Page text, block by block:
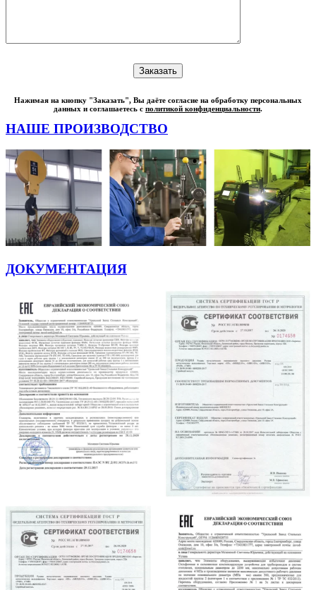
Нажимая на кнопку "Заказать", Вы даёте согласие на обработку персональных
данных и соглашаетесь с политикой конфиденциальности.
НАШЕ ПРОИЗВОДСТВО
ДОКУМЕНТАЦИЯ